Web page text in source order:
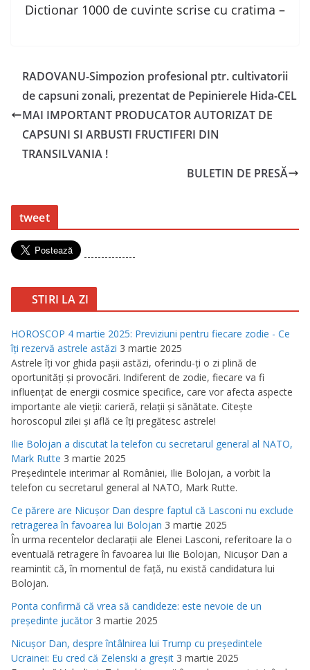
Dictionar 1000 de cuvinte scrise cu cratima –
RADOVANU-Simpozion profesional ptr. cultivatorii
de capsuni zonali, prezentat de Pepinierele Hida-CEL
MAI IMPORTANT PRODUCATOR AUTORIZAT DE
CAPSUNI SI ARBUSTI FRUCTIFERI DIN
TRANSILVANIA !
BULETIN DE PRESĂ
tweet
---------------
STIRI LA ZI
HOROSCOP 4 martie 2025: Previziuni pentru fiecare zodie - Ce
îţi rezervă astrele astăzi 3 martie 2025
Astrele îţi vor ghida paşii astăzi, oferindu-ţi o zi plină de
oportunităţi şi provocări. Indiferent de zodie, fiecare va fi
influenţat de energii cosmice specifice, care vor afecta aspecte
importante ale vieţii: carieră, relaţii şi sănătate. Citeşte
horoscopul zilei şi află ce îţi pregătesc astrele!
Ilie Bolojan a discutat la telefon cu secretarul general al NATO,
Mark Rutte 3 martie 2025
Preşedintele interimar al României, Ilie Bolojan, a vorbit la
telefon cu secretarul general al NATO, Mark Rutte.
Ce părere are Nicuşor Dan despre faptul că Lasconi nu exclude
retragerea în favoarea lui Bolojan 3 martie 2025
În urma recentelor declaraţii ale Elenei Lasconi, referitoare la o
eventuală retragere în favoarea lui Ilie Bolojan, Nicuşor Dan a
reamintit că, în momentul de faţă, nu există candidatura lui
Bolojan.
Ponta confirmă că vrea să candideze: este nevoie de un
preşedinte jucător 3 martie 2025
Nicuşor Dan, despre întâlnirea lui Trump cu preşedintele
Ucrainei: Eu cred că Zelenski a greşit 3 martie 2025